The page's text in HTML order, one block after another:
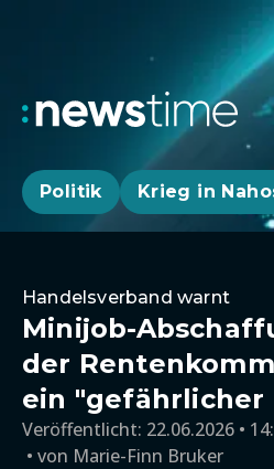
Politik Krieg in
Handelsverband warnt
Minijob-
der
ein "gefährlicher
Veröffentlicht: 22.06.2026 •
von Marie-Finn Bruker